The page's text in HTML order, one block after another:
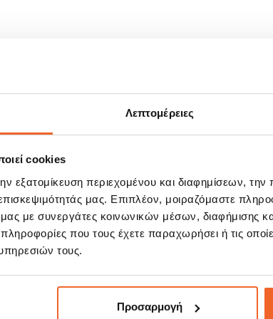
Λεπτομέρειες
cookies
εξατομίκευση περιεχομένου και διαφημίσεων,
μας. Επιπλέον, μοιραζόμαστε
μας με συνεργάτες κοινωνικών μέσων, διαφήμισης
που τους έχετε παραχωρήσει ή τις
τους.
Προσαρμογή
ΣΧΕΤΙΚΆ ΠΡΟΪΌΝΤΑ
SALE!